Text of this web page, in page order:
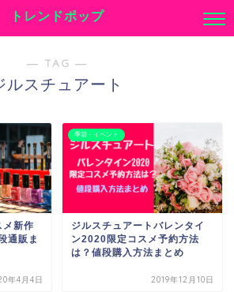
トレンドポップ
― TAG ―
ルスチュアート
メ新作
通販ま
年4月4日
季節・イベント
ジルスチュアートバレンタイ
ン2020限定コスメ予約方法
は？値段購入方法まとめ
2019年12月10日